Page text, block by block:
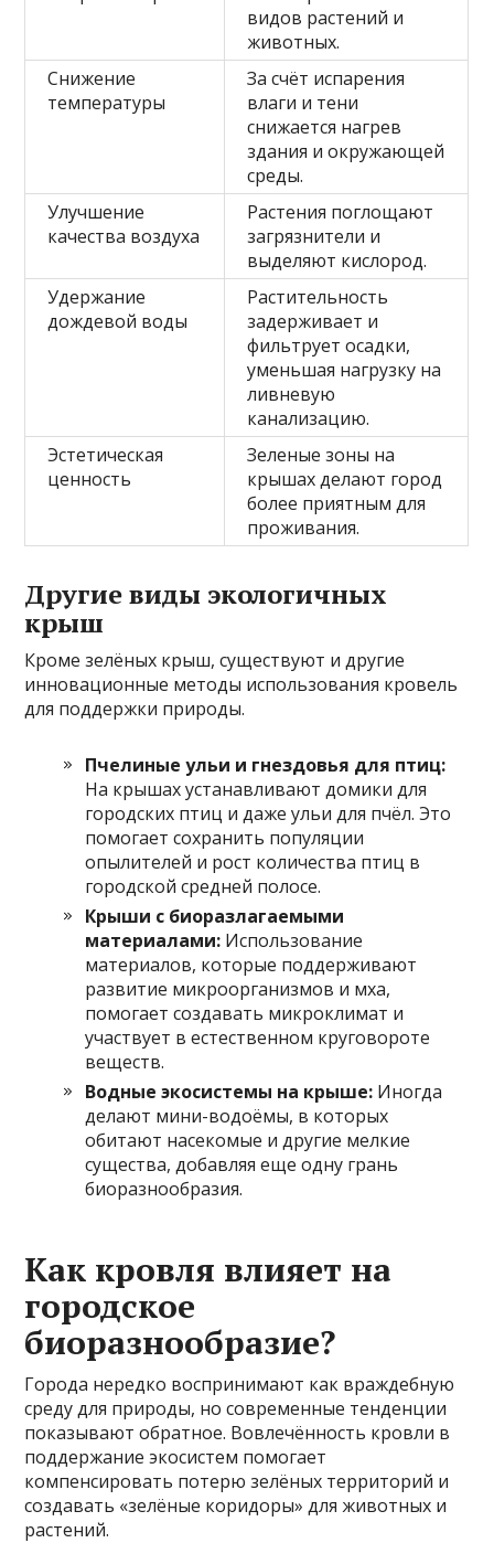
видов растений и
животных.
Снижение
температуры
За счёт испарения
влаги и тени
снижается нагрев
здания и окружающей
среды.
Улучшение
качества воздуха
Растения поглощают
загрязнители и
выделяют кислород.
Удержание
дождевой воды
Растительность
задерживает и
фильтрует осадки,
уменьшая нагрузку на
ливневую
канализацию.
Эстетическая
ценность
Зеленые зоны на
крышах делают город
более приятным для
проживания.
Другие виды экологичных
крыш
Кроме зелёных крыш, существуют и другие
инновационные методы использования кровель
для поддержки природы.
Пчелиные ульи и гнездовья для птиц:
На крышах устанавливают домики для
городских птиц и даже ульи для пчёл. Это
помогает сохранить популяции
опылителей и рост количества птиц в
городской средней полосе.
Крыши с биоразлагаемыми
материалами: Использование
материалов, которые поддерживают
развитие микроорганизмов и мха,
помогает создавать микроклимат и
участвует в естественном круговороте
веществ.
Водные экосистемы на крыше: Иногда
делают мини-водоёмы, в которых
обитают насекомые и другие мелкие
существа, добавляя еще одну грань
биоразнообразия.
Как кровля влияет на
городское
биоразнообразие?
Города нередко воспринимают как враждебную
среду для природы, но современные тенденции
показывают обратное. Вовлечённость кровли в
поддержание экосистем помогает
компенсировать потерю зелёных территорий и
создавать «зелёные коридоры» для животных и
растений.